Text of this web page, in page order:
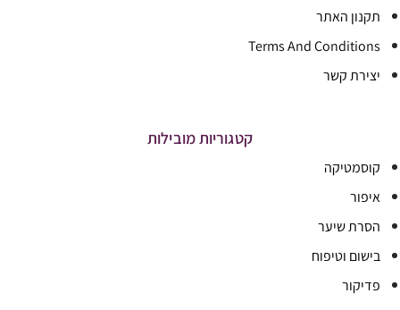
תקנון האתר
Terms And Conditions
יצירת קשר
קטגוריות מובילות
קוסמטיקה
איפור
הסרת שיער
בישום וטיפוח
פדיקור